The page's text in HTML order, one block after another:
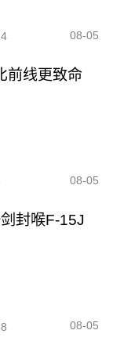
08-05
前线更致命
08-05
封喉F-15J
08-05